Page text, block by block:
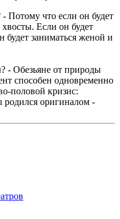
Потому что если он будет
Если он будет
будет заниматься женой и
- Обезьяне от природы
способен одновременно
половой кризис:
оригиналом -